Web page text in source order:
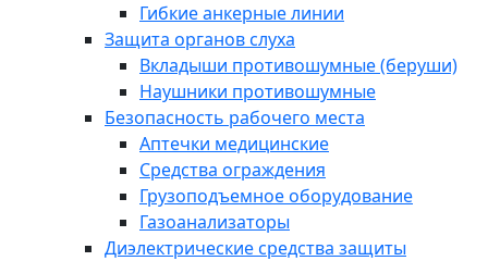
Гибкие анкерные линии
Защита органов слуха
Вкладыши противошумные (беруши)
Наушники противошумные
Безопасность рабочего места
Аптечки медицинские
Средства ограждения
Грузоподъемное оборудование
Газоанализаторы
Диэлектрические средства защиты